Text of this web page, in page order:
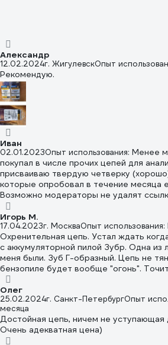
Александр
12.02.2024г. ЖигулевскОпыт
Рекомендую.
Иван
02.01.2023Опыт использования: Менее
покупал в числе прочих цепей для
присваиваю твердую четверку
которые опробовал в течение месяца
Возможно модераторы не удалят
https://www.youtube.com/watch?v=9e-
были куплены во ВсеИнструменты.
Игорь М.
17.04.2023г. МоскваОпыт
Охренительная цепь. Устал ждать
с аккумуляторной пилой Зубр. Одна из
меня были. Зуб Г-образный. Цепь не
бензопиле будет вообще "огонь".
Зуб длинный, а не короткий, как на
Олег
25.02.2024г. Санкт-ПетербургОпыт
месяца
Достойная цепь, ничем не
Очень адекватная цена)